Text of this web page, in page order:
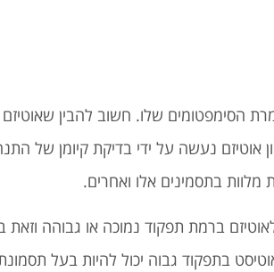
הסימפטומים שלו. חשוב להבין
אוטיזם נעשה על ידי בדיקת קיומן של
בתסמינים אלו ואחרים.
ברמת תפקוד נמוכה או גבוהה
בתפקוד גבוה יכול להיות בעל